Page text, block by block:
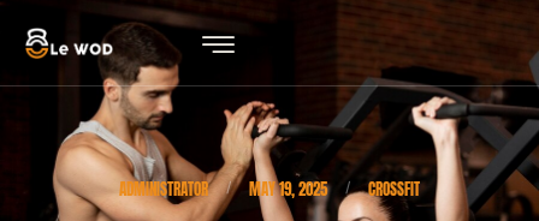
ADMINISTRATOR / MAY 19, 2025 / CROSSFIT